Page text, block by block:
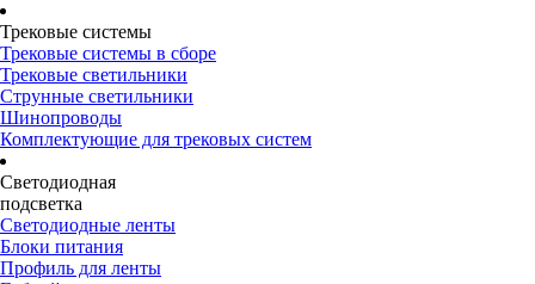
Трековые системы
Трековые системы в сборе
Трековые светильники
Струнные светильники
Шинопроводы
Комплектующие для трековых систем
Светодиодная
подсветка
Светодиодные ленты
Блоки питания
Профиль для ленты